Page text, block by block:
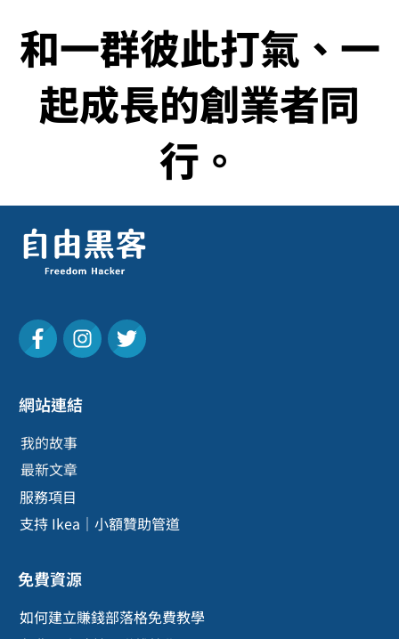
和一群彼此打氣、一
起成長的創業者同
行。
網站連結
我的故事
最新文章
服務項目
支持 Ikea｜小額贊助管道
免費資源
如何建立賺錢部落格免費教學